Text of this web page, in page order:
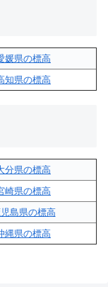
媛県の標高
知県の標高
分県の標高
崎県の標高
島県の標高
縄県の標高